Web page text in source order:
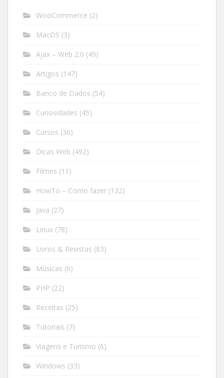
WooCommerce (2)
MacOS (3)
Ajax – Web 2.0 (49)
Artigos (147)
Banco de Dados (54)
Curiosidades (45)
Cursos (36)
Dicas Web (492)
Filmes (11)
HowTo – Como fazer (132)
Java (27)
Linux (78)
Livros & Revistas (83)
Músicas (6)
PHP (22)
Receitas (25)
Tutoriais (7)
Viagens e Turismo (6)
Windows (33)